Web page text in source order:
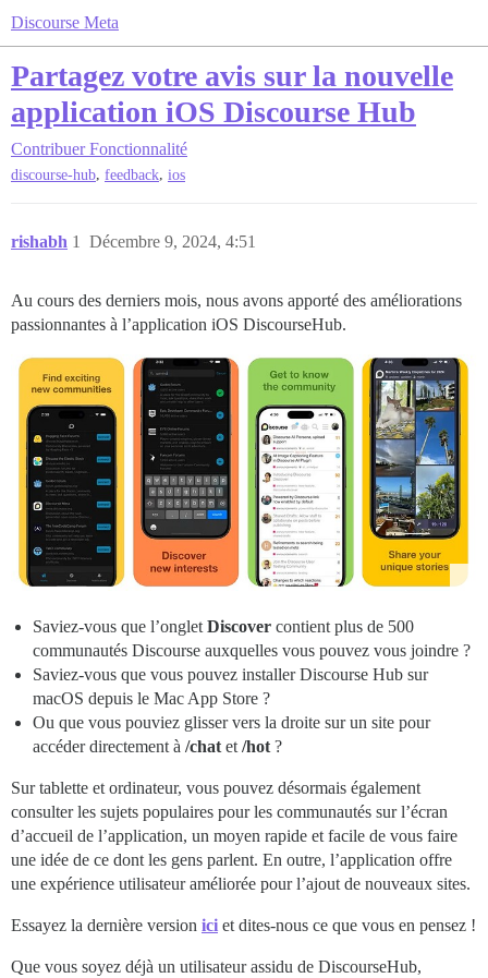
Discourse Meta
Partagez votre avis sur la nouvelle
application iOS Discourse Hub
Contribuer Fonctionnalité
discourse-hub, feedback, ios
rishabh Décembre 9, 2024, 4:51
1
Au cours des derniers mois, nous avons apporté des améliorations
passionnantes à l’application iOS DiscourseHub.
Saviez-vous que l’ongletDiscover contient plus de 500
communautés Discourse auxquelles vous pouvez vous joindre ?
Saviez-vous que vous pouvez installer Discourse Hub sur
macOS depuis le Mac App Store ?
Ou que vous pouviez glisser vers la droite sur un site pour
accéder directement à /chatet/hot?
Sur tablette et ordinateur, vous pouvez désormais également
consulter les sujets populaires pour les communautés sur l’écran
d’accueil de l’application, un moyen rapide et facile de vous faire
une idée de ce dont les gens parlent. En outre, l’application offre
une expérience utilisateur améliorée pour l’ajout de nouveaux sites.
Essayez la dernière version ici et dites-nous ce que vous en pensez !
Que vous soyez déjà un utilisateur assidu de DiscourseHub,